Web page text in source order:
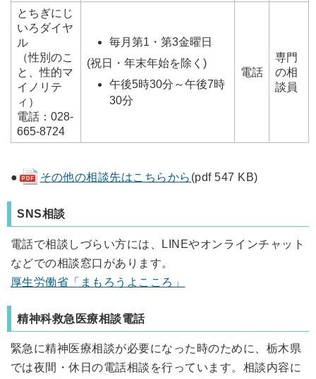
とちぎにじ
いろダイヤ
ル
（性別のこ
と、性的マ
イノリテ
ィ）
電話：028-
665-8724
毎月第1・第3金曜日
(祝日・年末年始を除く)
午後5時30分～午後7時
30分
電話
専門
の相
談員
● その他の相談先はこちらから (pdf 547 KB)
SNS相談
電話で相談しづらい方には、LINEやオンラインチャット
などでの相談窓口があります。
厚生労働省「まもろうよこころ」
精神科救急医療相談電話
緊急に精神医療相談が必要になった時のために、栃木県
では夜間・休日の電話相談を行っています。相談内容に